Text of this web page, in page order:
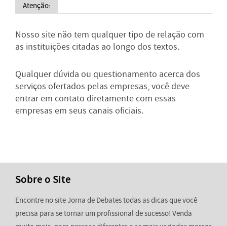
Atenção:
Nosso site não tem qualquer tipo de relação com
as instituições citadas ao longo dos textos.
Qualquer dúvida ou questionamento acerca dos
serviços ofertados pelas empresas, você deve
entrar em contato diretamente com essas
empresas em seus canais oficiais.
Sobre o Site
Encontre no site Jorna de Debates todas as dicas que você
precisa para se tornar um profissional de sucesso! Venda